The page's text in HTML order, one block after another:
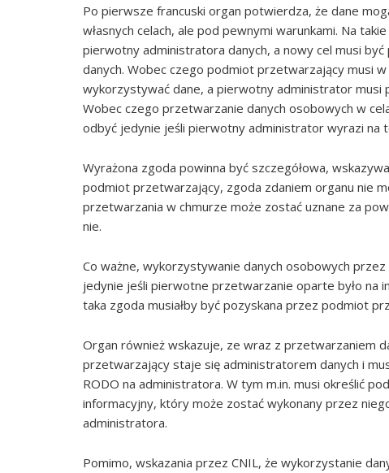
Po pierwsze francuski organ potwierdza, że dane
własnych celach, ale pod pewnymi warunkami. Na
pierwotny administratora danych, a nowy cel musi
danych. Wobec czego podmiot przetwarzający musi
wykorzystywać dane, a pierwotny administrator musi
Wobec czego przetwarzanie danych osobowych w
odbyć jedynie jeśli pierwotny administrator wyrazi na
Wyrażona zgoda powinna być szczegółowa,
podmiot przetwarzający, zgoda zdaniem organu nie
przetwarzania w chmurze może zostać uznane za
nie.
Co ważne, wykorzystywanie danych osobowych
jedynie jeśli pierwotne przetwarzanie oparte było na
taka zgoda musiałby być pozyskana przez podmiot
Organ również wskazuje, ze wraz z przetwarzaniem
przetwarzający staje się administratorem danych i
RODO na administratora. W tym m.in. musi określić
informacyjny, który może zostać wykonany przez
administratora.
Pomimo, wskazania przez CNIL, że wykorzystanie